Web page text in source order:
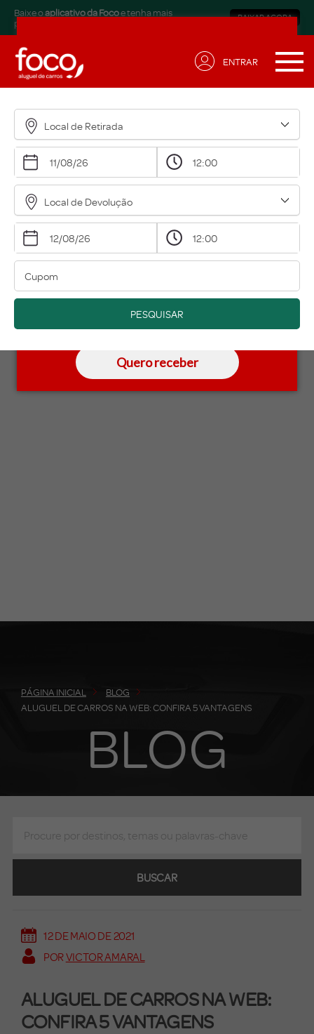
para sua necessidade!
Nome*
Email*
Data de Aniversário*
Qual modalidade está buscando?*
Eu concordo em receber comunicações.
A nossa empresa está comprometida a proteger e
respeitar sua privacidade, acesse nossa
Quero receber
Baixe oaplicativo da Focoe tenha mais
praticidade.
BAIXAR AGORA
ENTRAR
Local de Retirada
Local de Devolução
PESQUISAR
PÁGINA INICIAL
BLOG
ALUGUEL DE CARROS NA WEB: CONFIRA 5 VANTAGENS
BLOG
BUSCAR
12 DE MAIO DE 2021
PORVICTOR AMARAL
ALUGUEL DE CARROS NA WEB:
CONFIRA 5 VANTAGENS